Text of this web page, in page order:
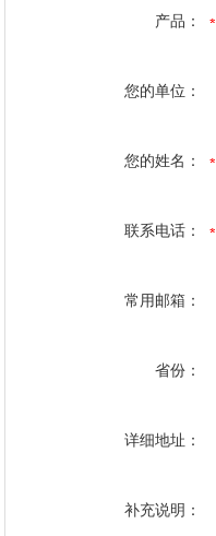
产品：
您的单位：
您的姓名：
联系电话：
常用邮箱：
省份：
详细地址：
补充说明：